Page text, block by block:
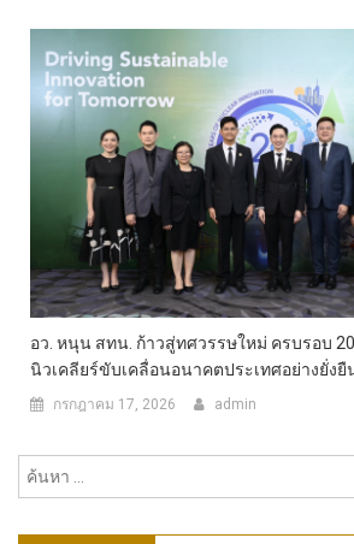
อว. หนุน สทน. ก้าวสู่ทศวรรษใหม่ ครบรอบ
นิวเคลียร์ขับเคลื่อนอนาคตประเทศอย่างยั่งยื
กรกฎาคม 17, 2026 admin